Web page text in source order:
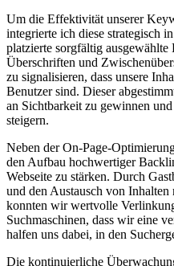
Um⁤ die Effektivität unserer
⁣integrierte ich diese strategisch
platzierte sorgfältig
Überschriften und
zu signalisieren, dass unsere​
Benutzer ⁢sind. Dieser
an Sichtbarkeit zu ‍gewinnen
steigern.
Neben der On-Page-
den Aufbau hochwertiger
Webseite zu stärken. Durch
und⁣ den Austausch von ⁤Inhalten
konnten wir wertvolle
Suchmaschinen, dass wir eine
halfen uns dabei, in den
Die⁤ kontinuierliche